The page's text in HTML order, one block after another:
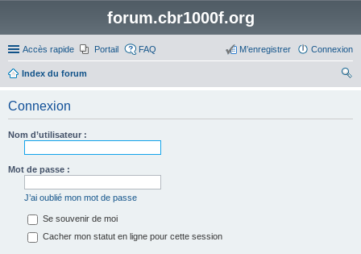
forum.cbr1000f.org
Accès rapide Portail FAQ Connexion
M’enregistrer
Index du forum
Connexion
Nom d’utilisateur :
Mot de passe :
J’ai oublié mon mot de passe
Se souvenir de moi
Cacher mon statut en ligne pour cette session